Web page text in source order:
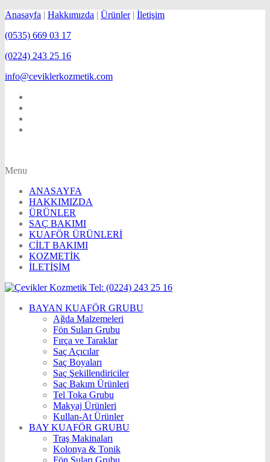
Anasayfa | Hakkımızda | Ürünler| İletişim
(0535) 669 03 17
(0224) 243 25 16
info@ceviklerkozmetik.com
Menu
ANASAYFA
HAKKIMIZDA
ÜRÜNLER
SAÇ BAKIMI
KUAFÖR ÜRÜNLERİ
CİLT BAKIMI
KOZMETİK
İLETİŞİM
BAYAN KUAFÖR GRUBU
Ağda Malzemeleri
Fön Suları Grubu
Fırça ve Taraklar
Saç Açıcılar
Saç Boyaları
Saç Şekillendiriciler
Saç Bakım Ürünleri
Tel Toka Grubu
Makyaj Ürünleri
Kullan-At Ürünler
BAY KUAFÖR GRUBU
Traş Makinaları
Kolonya & Tonik
Fön Suları Grubu